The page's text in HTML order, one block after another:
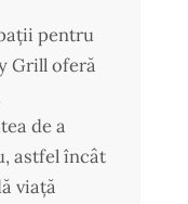
pentru
Grill oferă
de a
astfel încât
viață